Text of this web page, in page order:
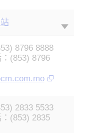
8796 8888
(853) 8796
2833 5533
(853) 2835